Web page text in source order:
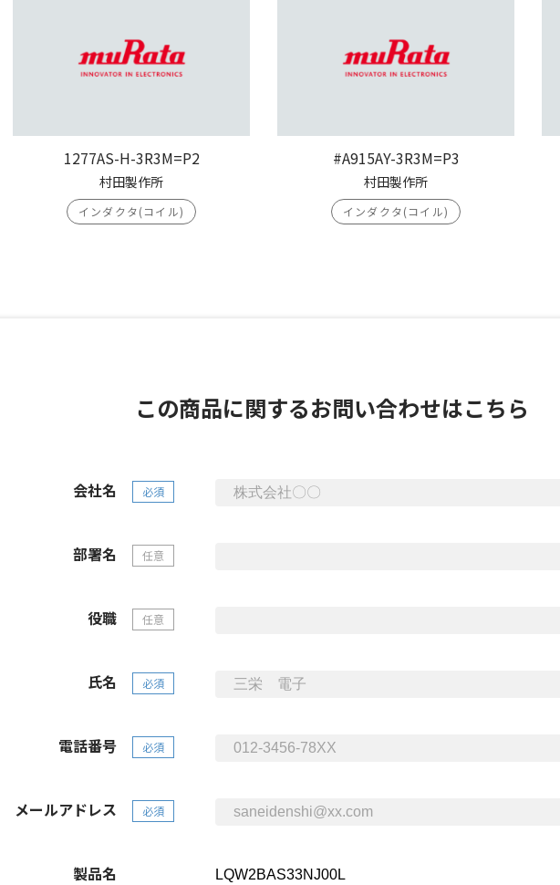
1277AS-H-3R3M=P2
村田製作所
インダクタ(コイル)
#A915AY-3R3M=P3
村田製作所
インダクタ(コイル)
この商品に関するお問い合わせはこちら
会社名 必須
部署名 任意
役職 任意
氏名 必須
電話番号 必須
メールアドレス 必須
製品名